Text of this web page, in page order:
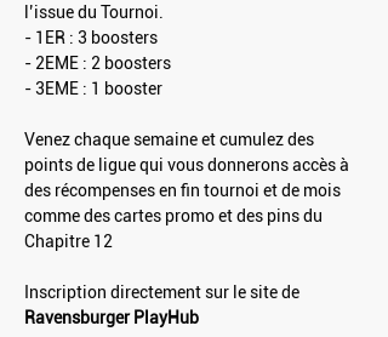
l’issue du Tournoi.
- 1ER : 3 boosters
- 2EME : 2 boosters
- 3EME : 1 booster
Venez chaque semaine et cumulez des
points de ligue qui vous donnerons accès à
des récompenses en fin tournoi et de mois
comme des cartes promo et des pins du
Chapitre 12
Inscription directement sur le site de
Ravensburger PlayHub